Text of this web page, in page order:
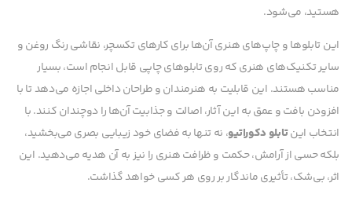
هستید، می‌شود.
این تابلوها و چاپ‌های هنری آن‌ها برای کارهای تکسچر، نقاشی رنگ روغن و
سایر تکنیک‌های هنری که روی تابلوهای چاپی قابل انجام است، بسیار
مناسب هستند. این قابلیت به هنرمندان و طراحان داخلی اجازه می‌دهد تا با
افزودن بافت و عمق به این آثار، اصالت و جذابیت آن‌ها را دوچندان کنند. با
انتخاب اینتابلو دکوراتیو، نه تنها به فضای خود زیبایی بصری می‌بخشید،
بلکه حسی از آرامش، حکمت و ظرافت هنری را نیز به آن هدیه می‌دهید. این
اثر، بی‌شک، تأثیری ماندگار بر روی هر کسی خواهد گذاشت.